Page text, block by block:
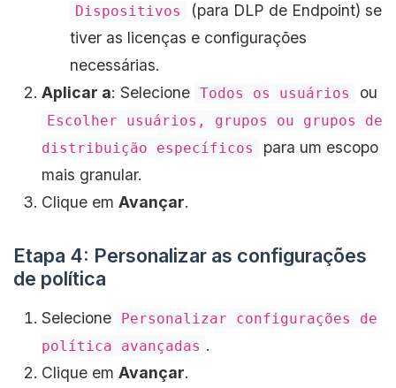
Dispositivos
(para DLP de Endpoint) se
tiver as licenças e configurações
necessárias.
Aplicar a: Selecione Todos os usuários ou
Escolher usuários, grupos ou grupos de
distribuição específicos
para um escopo
mais granular.
Clique em Avançar.
Etapa 4: Personalizar as configurações
de política
Selecione
Personalizar configurações de
política avançadas .
Clique em Avançar.